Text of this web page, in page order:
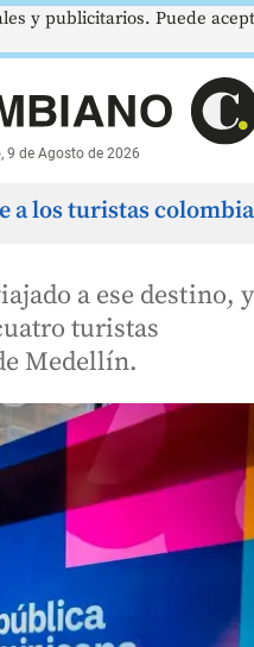
PIB
Crec. Anual
2,8 % TRM
Tasa Rep.
Domingo no
, 9 de Agosto de 2026
a los turistas
a ese destino, y
turistas
Medellín.
y publicitarios. Puede